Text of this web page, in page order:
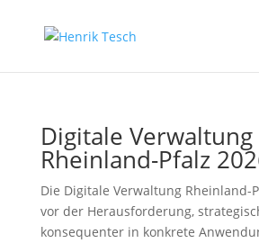
Digitale Verwaltung
Rheinland-Pfalz
Die Digitale Verwaltung Rheinland-
vor der Herausforderung,
konsequenter in konkrete